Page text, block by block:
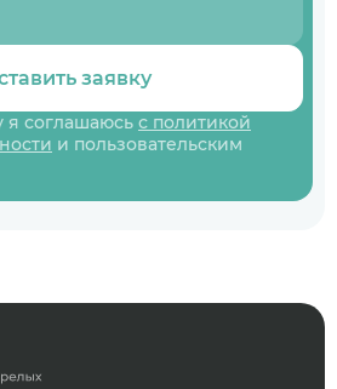
заявку
я соглашаюсь с политикой
и пользовательским